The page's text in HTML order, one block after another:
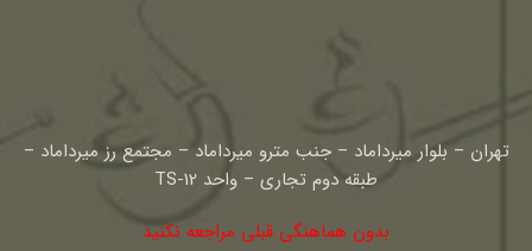
تهران – بلوار میرداماد – جنب مترو میرداماد – مجتمع رز میرداماد –
طبقه دوم تجاری – واحد TS-12
بدون هماهنگی قبلی مراجعه نکنید